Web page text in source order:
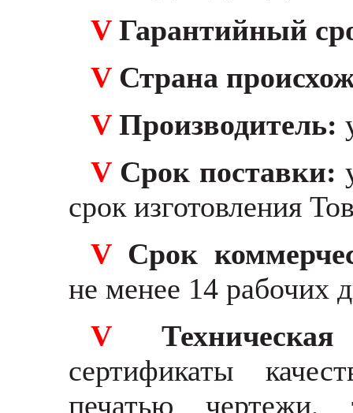
V Гарантийный
V Страна
V Производитель:
V Срок поставки:
срок изготовления
V Срок
не менее 14 рабочих
V
сертификаты
печатью чертежи,